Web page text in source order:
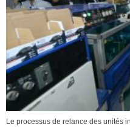
Le processus de relance des unités